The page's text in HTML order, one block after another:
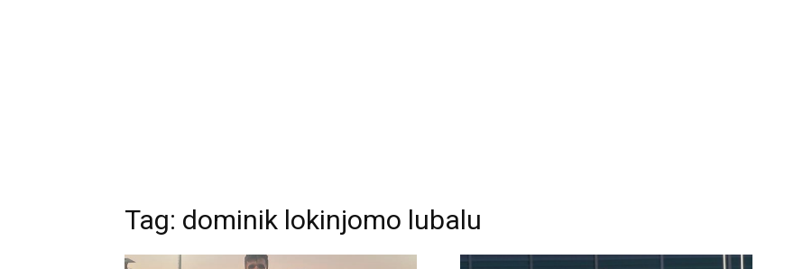
Tag: dominik lokinjomo lubalu